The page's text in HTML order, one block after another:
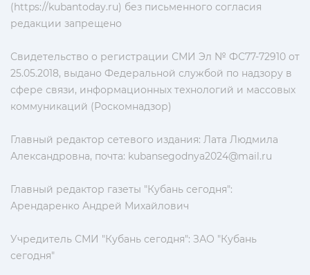
(https://kubantoday.ru) без письменного согласия
редакции запрещено
Свидетельство о регистрации СМИ Эл № ФС77-72910 от
25.05.2018, выдано Федеральной службой по надзору в
сфере связи, информационных технологий и массовых
коммуникаций (Роскомнадзор)
Главный редактор сетевого издания: Лата Людмила
Александровна, почта: kubansegodnya2024@mail.ru
Главный редактор газеты "Кубань сегодня":
Арендаренко Андрей Михайлович
Учредитель СМИ "Кубань сегодня": ЗАО "Кубань
сегодня"